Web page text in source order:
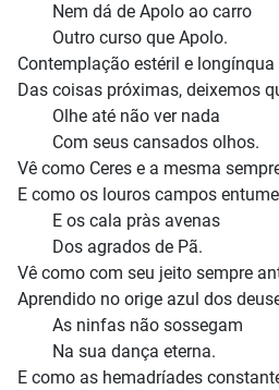
Nem dá de Apolo ao carro
Outro curso que Apolo.
Contemplação estéril e longínqua
Das coisas próximas, deixemos
Olhe até não ver nada
Com seus cansados olhos.
Vê como Ceres e a mesma
E como os louros campos
E os cala pràs avenas
Dos agrados de Pã.
Vê como com seu jeito sempre
Aprendido no orige azul dos
As ninfas não sossegam
Na sua dança eterna.
E como as hemadríades